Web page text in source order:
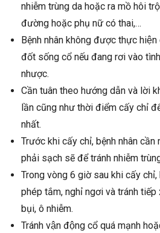
nhiễm trùng da hoặc ra mồ hôi
đường hoặc phụ nữ có thai,…
Bệnh nhân không được thực
đốt sống cổ nếu đang rơi vào
nhược.
Cần tuân theo hướng dẫn và lời
lần cũng như thời điểm cấy chỉ
nhất.
Trước khi cấy chỉ, bệnh nhân cần
phải sạch sẽ để tránh nhiễm
Trong vòng 6 giờ sau khi cấy
phép tắm, nghỉ ngơi và tránh
bụi, ô nhiễm.
Tránh vận động cổ quá mạnh